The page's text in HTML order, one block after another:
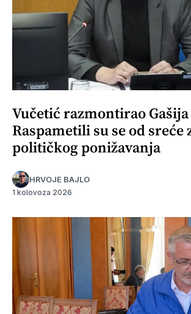
Vučetić razmontirao Gašija
Raspametili su se od sreće
političkog ponižavanja
HRVOJE BAJLO
1 kolovoza 2026